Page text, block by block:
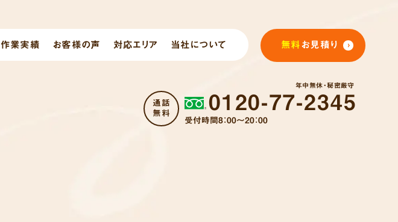
作業実績 お客様の声 対応エリア 当社について 無料お見積り
0120-77-2345
受付時間8：00～20：00
通話
無料
年中無休・秘密厳守